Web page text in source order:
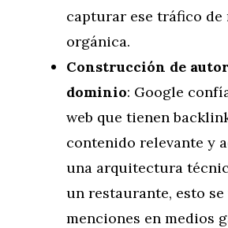
capturar ese tráfico de
orgánica.
Construcción de
dominio: Google
web que tienen
contenido relevante y
una arquitectura
un restaurante, esto
menciones en medios